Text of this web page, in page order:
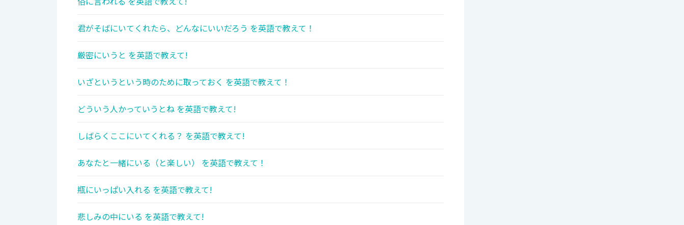
君がそばにいてくれたら、どんなにいいだろう を英語で教えて！
厳密にいうと を英語で教えて!
いざというという時のために取っておく を英語で教えて！
どういう人かっていうとね を英語で教えて!
しばらくここにいてくれる？ を英語で教えて!
あなたと一緒にいる（と楽しい） を英語で教えて！
瓶にいっぱい入れる を英語で教えて!
悲しみの中にいる を英語で教えて!